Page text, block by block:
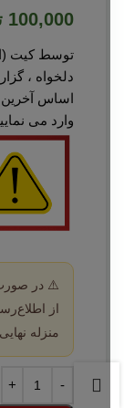
100,000
توسط کيت
دلخواه ،
اساس آخرین
وارد می
⚠️ در
از
منزله